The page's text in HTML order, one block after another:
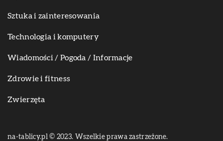
Sztuka i zainteresowania
Technologia i komputery
Wiadomości / Pogoda / Informacje
Zdrowie i fitness
Zwierzęta
na-tablicy.pl © 2023. Wszelkie prawa zastrzeżone.